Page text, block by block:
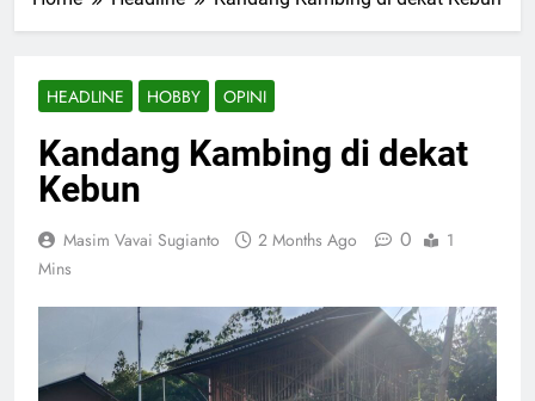
HEADLINE HOBBY OPINI
Kandang Kambing di dekat
Kebun
Masim Vavai Sugianto 2 Months Ago 0
1
Mins